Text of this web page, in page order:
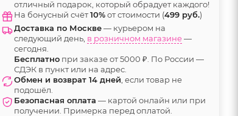
отличный подарок, который обрадует каждого!
На бонусный счёт10%от стоимости (499 руб.)
Доставка по Москве— курьером на
следующий день, в розничном магазине—
сегодня.
Бесплатно при заказе от 5000 ₽. По России —
СДЭК в пункт или на адрес.
Обмен и возврат 14 дней , если товар не
подошёл.
Безопасная оплата — картой онлайн или при
получении. Примерка перед оплатой.